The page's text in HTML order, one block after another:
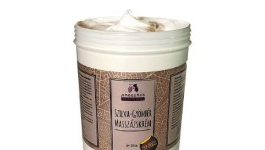
900 Ft